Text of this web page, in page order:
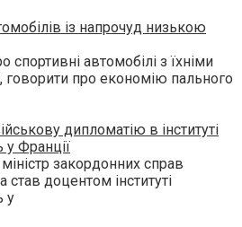
із напрочуд низькою
автомобілі з їхніми
про економію пального
дипломатію в інституті
у Франції
закордонних справ
доцентом інституті
у